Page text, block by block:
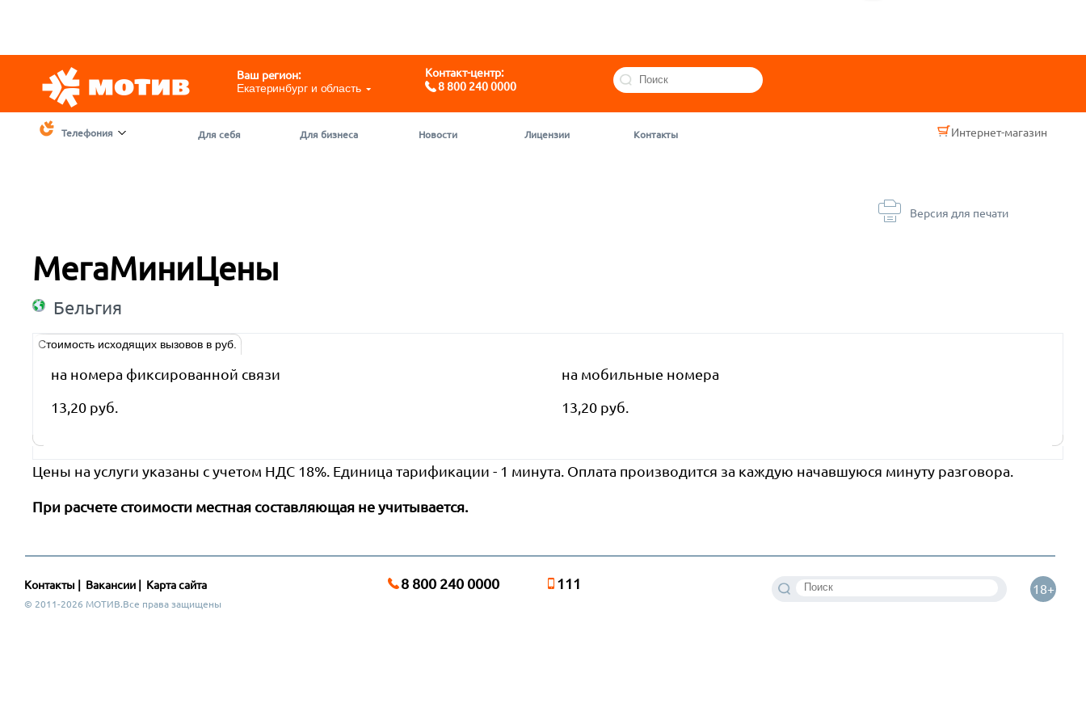
Ваш регион:
Екатеринбург и область
Контакт-центр:
8 800 240 0000
Интернет-магазин
Телефония Для себя Для бизнеса Новости Лицензии Контакты
Версия для печати
МегаМиниЦены
Бельгия
Стоимость исходящих вызовов в руб.
на номера фиксированной связи на мобильные номера
13,20 руб. 13,20 руб.
Цены на услуги указаны с учетом НДС 18%. Единица тарификации - 1 минута. Оплата производится за каждую начавшуюся минуту разговора.
При расчете стоимости местная составляющая не учитывается.
Контакты Вакансии Карта сайта 8 800 240 0000 111 18+
© 2011-2026 МОТИВ.Все права защищены